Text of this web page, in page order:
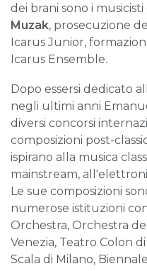
dei brani sono i
Muzak, prosecuzione
Icarus Junior,
Icarus Ensemble.
Dopo essersi dedicato
negli ultimi anni
diversi concorsi
composizioni post-
ispirano alla musica
mainstream,
Le sue composizioni
numerose istituzioni
Orchestra, Orchestra
Venezia, Teatro Colon
Scala di Milano,